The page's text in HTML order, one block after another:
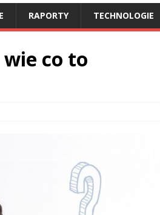
RAPORTY TECHNOLOGIE
co to